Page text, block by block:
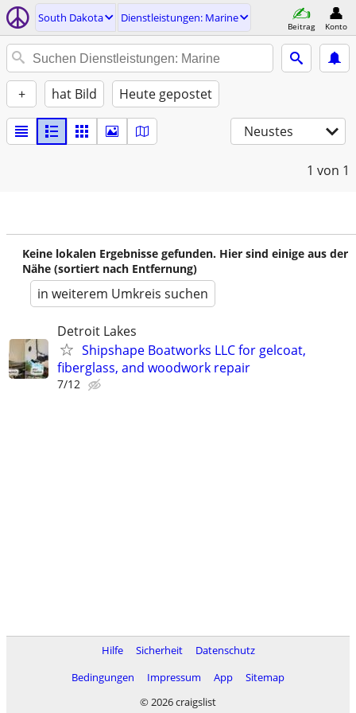
South Dakota Dienstleistungen: Marine
Beitrag Konto
+ hat Bild Heute gepostet
Neustes
1 von 1
Keine lokalen Ergebnisse gefunden. Hier sind einige aus der
Nähe (sortiert nach Entfernung)
in weiterem Umkreis suchen
Detroit Lakes
Shipshape Boatworks LLC for gelcoat,
fiberglass, and woodwork repair
7/12
Hilfe Sicherheit
Datenschutz
Bedingungen
Impressum App
Sitemap
© 2026 craigslist